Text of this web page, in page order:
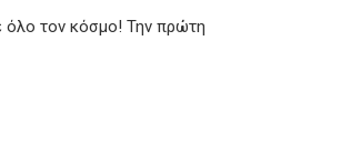
όλο τον κόσμο! Την πρώτη